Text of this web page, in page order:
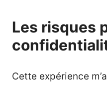
Les risques
Cette expérience